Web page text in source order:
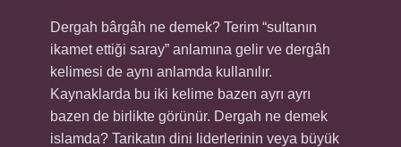
Dergah bârgâh ne demek? Terim “sultanın
ikamet ettiği saray” anlamına gelir ve dergâh
kelimesi de aynı anlamda kullanılır.
Kaynaklarda bu iki kelime bazen ayrı ayrı
bazen de birlikte görünür. Dergah ne demek
islamda? Tarikatın dini liderlerinin veya büyük